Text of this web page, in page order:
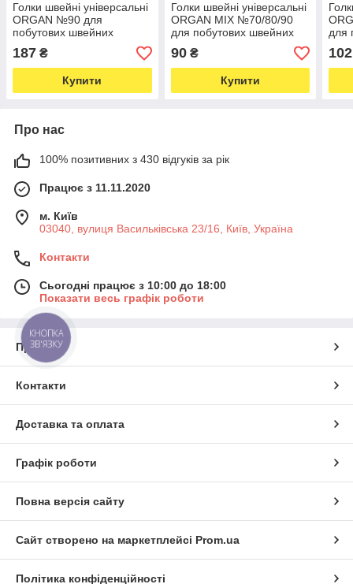
Голки швейні універсальні
ORGAN №90 для
побутових швейних
машин блістерна упаковка
10 штук (6498)
187 ₴
Купити
Голки швейні універсальні
ORGAN MIX №70/80/90
для побутових швейних
машин блістерна упаковка
5 штук (6487)
90₴
Купити
для
5
102
Про нас
100% позитивних з 430 відгуків за рік
Працює з 11.11.2020
м. Київ
03040, вулиця Васильківська 23/16, Київ, Україна
Контакти
Сьогодні працює з 10:00 до 18:00
Показати весь графік роботи
Про нас
Контакти
Доставка та оплата
Графік роботи
Повна версія сайту
Сайт створено на маркетплейсі Prom.ua
Політика конфіденційності
КНОПКА
ЗВ'ЯЗКУ